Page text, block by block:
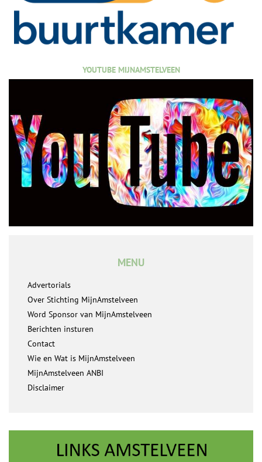
YOUTUBE MIJNAMSTELVEEN
MENU
Advertorials
Over Stichting MijnAmstelveen
Word Sponsor van MijnAmstelveen
Berichten insturen
Contact
Wie en Wat is MijnAmstelveen
MijnAmstelveen ANBI
Disclaimer